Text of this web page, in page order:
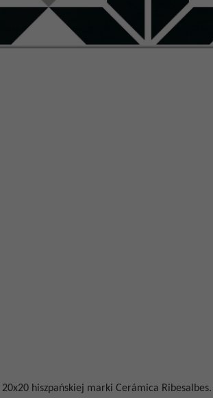
20x20 hiszpańskiej marki Cerámica Ribesalbes.